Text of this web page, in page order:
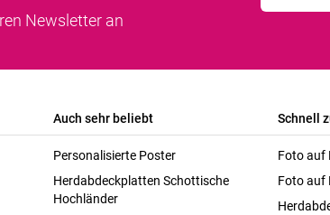
Newsletter an
Auch sehr beliebt
Personalisierte Poster
Herdabdeckplatten Schottische
Hochländer
Schnell
Foto auf
Foto auf